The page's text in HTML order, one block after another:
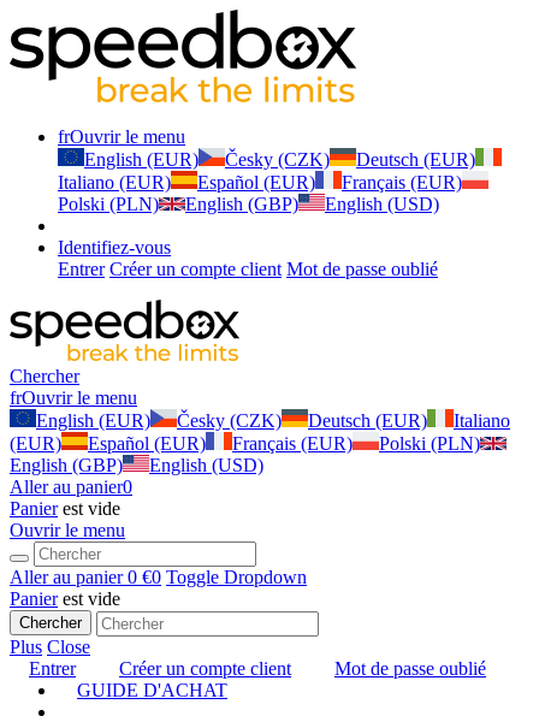
frOuvrir le menu
English (EUR)
Česky (CZK)
Deutsch (EUR)
Italiano (EUR)
Español (EUR)
Français (EUR)
Polski (PLN)
English (GBP) English (USD)
Identifiez-vous
Entrer Créer un compte client Mot de passe oublié
Chercher
frOuvrir le menu
English (EUR)
Česky (CZK) Deutsch (EUR)
Italiano
(EUR)
Español (EUR) Français (EUR)
Polski (PLN)
English (GBP)
English (USD)
Aller au panier0
Panierest vide
Ouvrir le menu
Aller au panier0 €0 Toggle Dropdown
Panierest vide
Chercher
Plus Close
Entrer
Créer un compte client
Mot de passe oublié
GUIDE D'ACHAT